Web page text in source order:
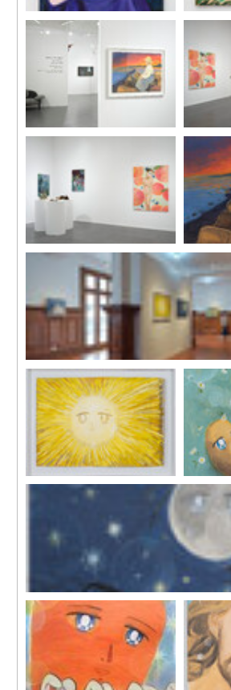
《母親與孩子》，2021
布面丙烯
131 x 92.5 cm
《白兔
100 x 134
展覽現場，“發夢上島”，MINE
2021。
圖片致謝藝術家及MOU
PROJECTS，攝影：South
展覽現場
2021。
圖片致謝
Ho。
展覽現場，“發夢上島”，MINE
PROJECT（現為MOU
PROJECTS），香港，
圖片致謝藝術家及MOU
PROJECTS，攝影：South
《海邊
紙上丙烯
79.5 x
展覽現場，“在迷宮裡”，馬凌畫廊，上海
《太陽》，2020
裝裱尺寸：73.1 x 99 cm
《月夜》，2020
布面丙烯
64.6 x 104.2 cm
《土豆
布面丙烯
63.5 x